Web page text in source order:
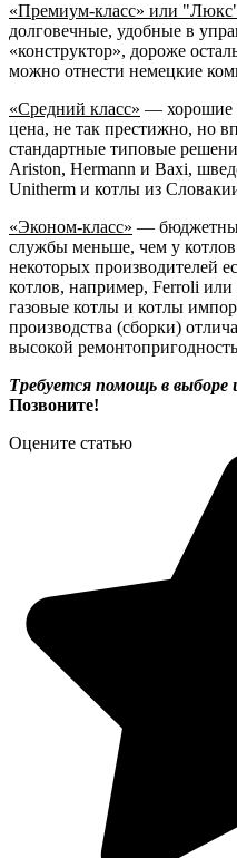
«Премиум-класс» или
долговечные, удобные в
«конструктор», дороже
можно отнести немецкие
«Средний класс» — хорошие
цена, не так престижно, но
стандартные типовые
Ariston, Hermann и Baxi,
Unitherm и котлы из
«Эконом-класс» —
службы меньше, чем у
некоторых производителей
котлов, например, Ferroli
газовые котлы и котлы
производства (сборки)
высокой
Требуется помощь в
Позвоните!
Оцените статью